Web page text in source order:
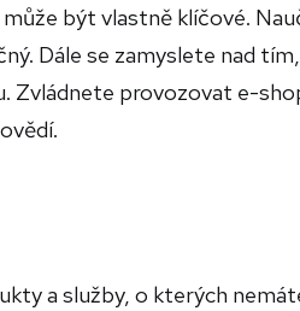
být vlastně klíčové.
Dále se zamyslete nad
provozovat e-
a služby, o kterých